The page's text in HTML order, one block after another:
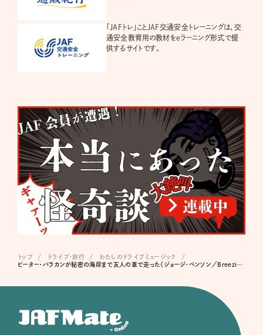
「JAFトレ」ことJAF交通安全トレーニングは、交
通安全教育用の教材をeラーニング形式で提
供するサイトです。
トップ ドライブ･旅行
わたしのドライブミュージック
ピーター・バラカンが秘密の海岸まで友人の車で走った〈ジョージ・ベンソン／Breezin'〉